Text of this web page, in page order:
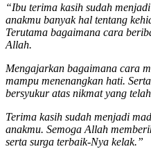
“Ibu terima kasih sudah
anakmu banyak hal tentang
Terutama bagaimana cara
Allah.
Mengajarkan bagaimana cara
mampu menenangkan hati.
bersyukur atas nikmat yang
Terima kasih sudah menjadi
anakmu. Semoga Allah
serta surga terbaik-Nya kelak.”